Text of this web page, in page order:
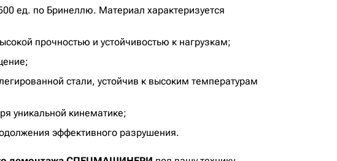
ед. по Бринеллю. Материал характеризуется
прочностью и устойчивостью к нагрузкам;
стали, устойчив к высоким температурам
уникальной кинематике;
эффективного разрушения.